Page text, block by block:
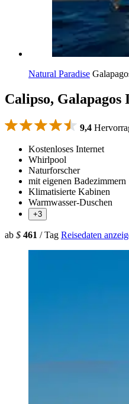
Natural Paradise
Calipso, Galapagos
9,4
Kostenloses Internet
Whirlpool
Naturforscher
mit eigenen Badezimmern
Klimatisierte Kabinen
Warmwasser-Duschen
+3
ab $ 461 / Tag Reisedaten